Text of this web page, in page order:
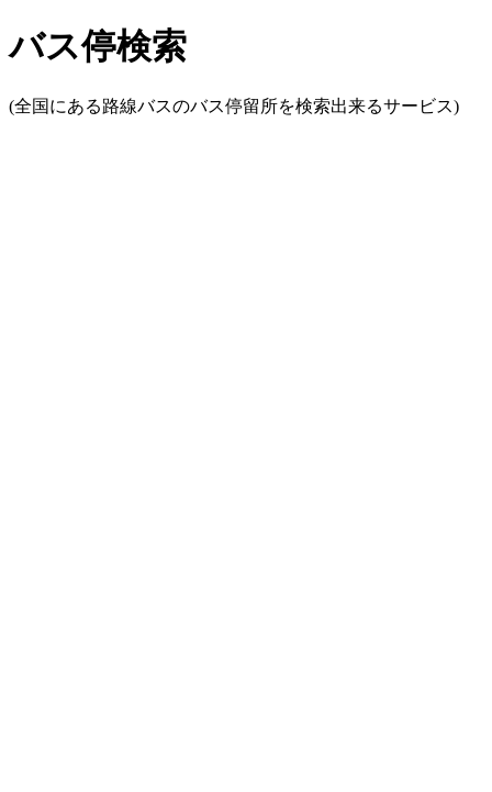
バス停検索
(全国にある路線バスのバス停留所を検索出来るサービス)